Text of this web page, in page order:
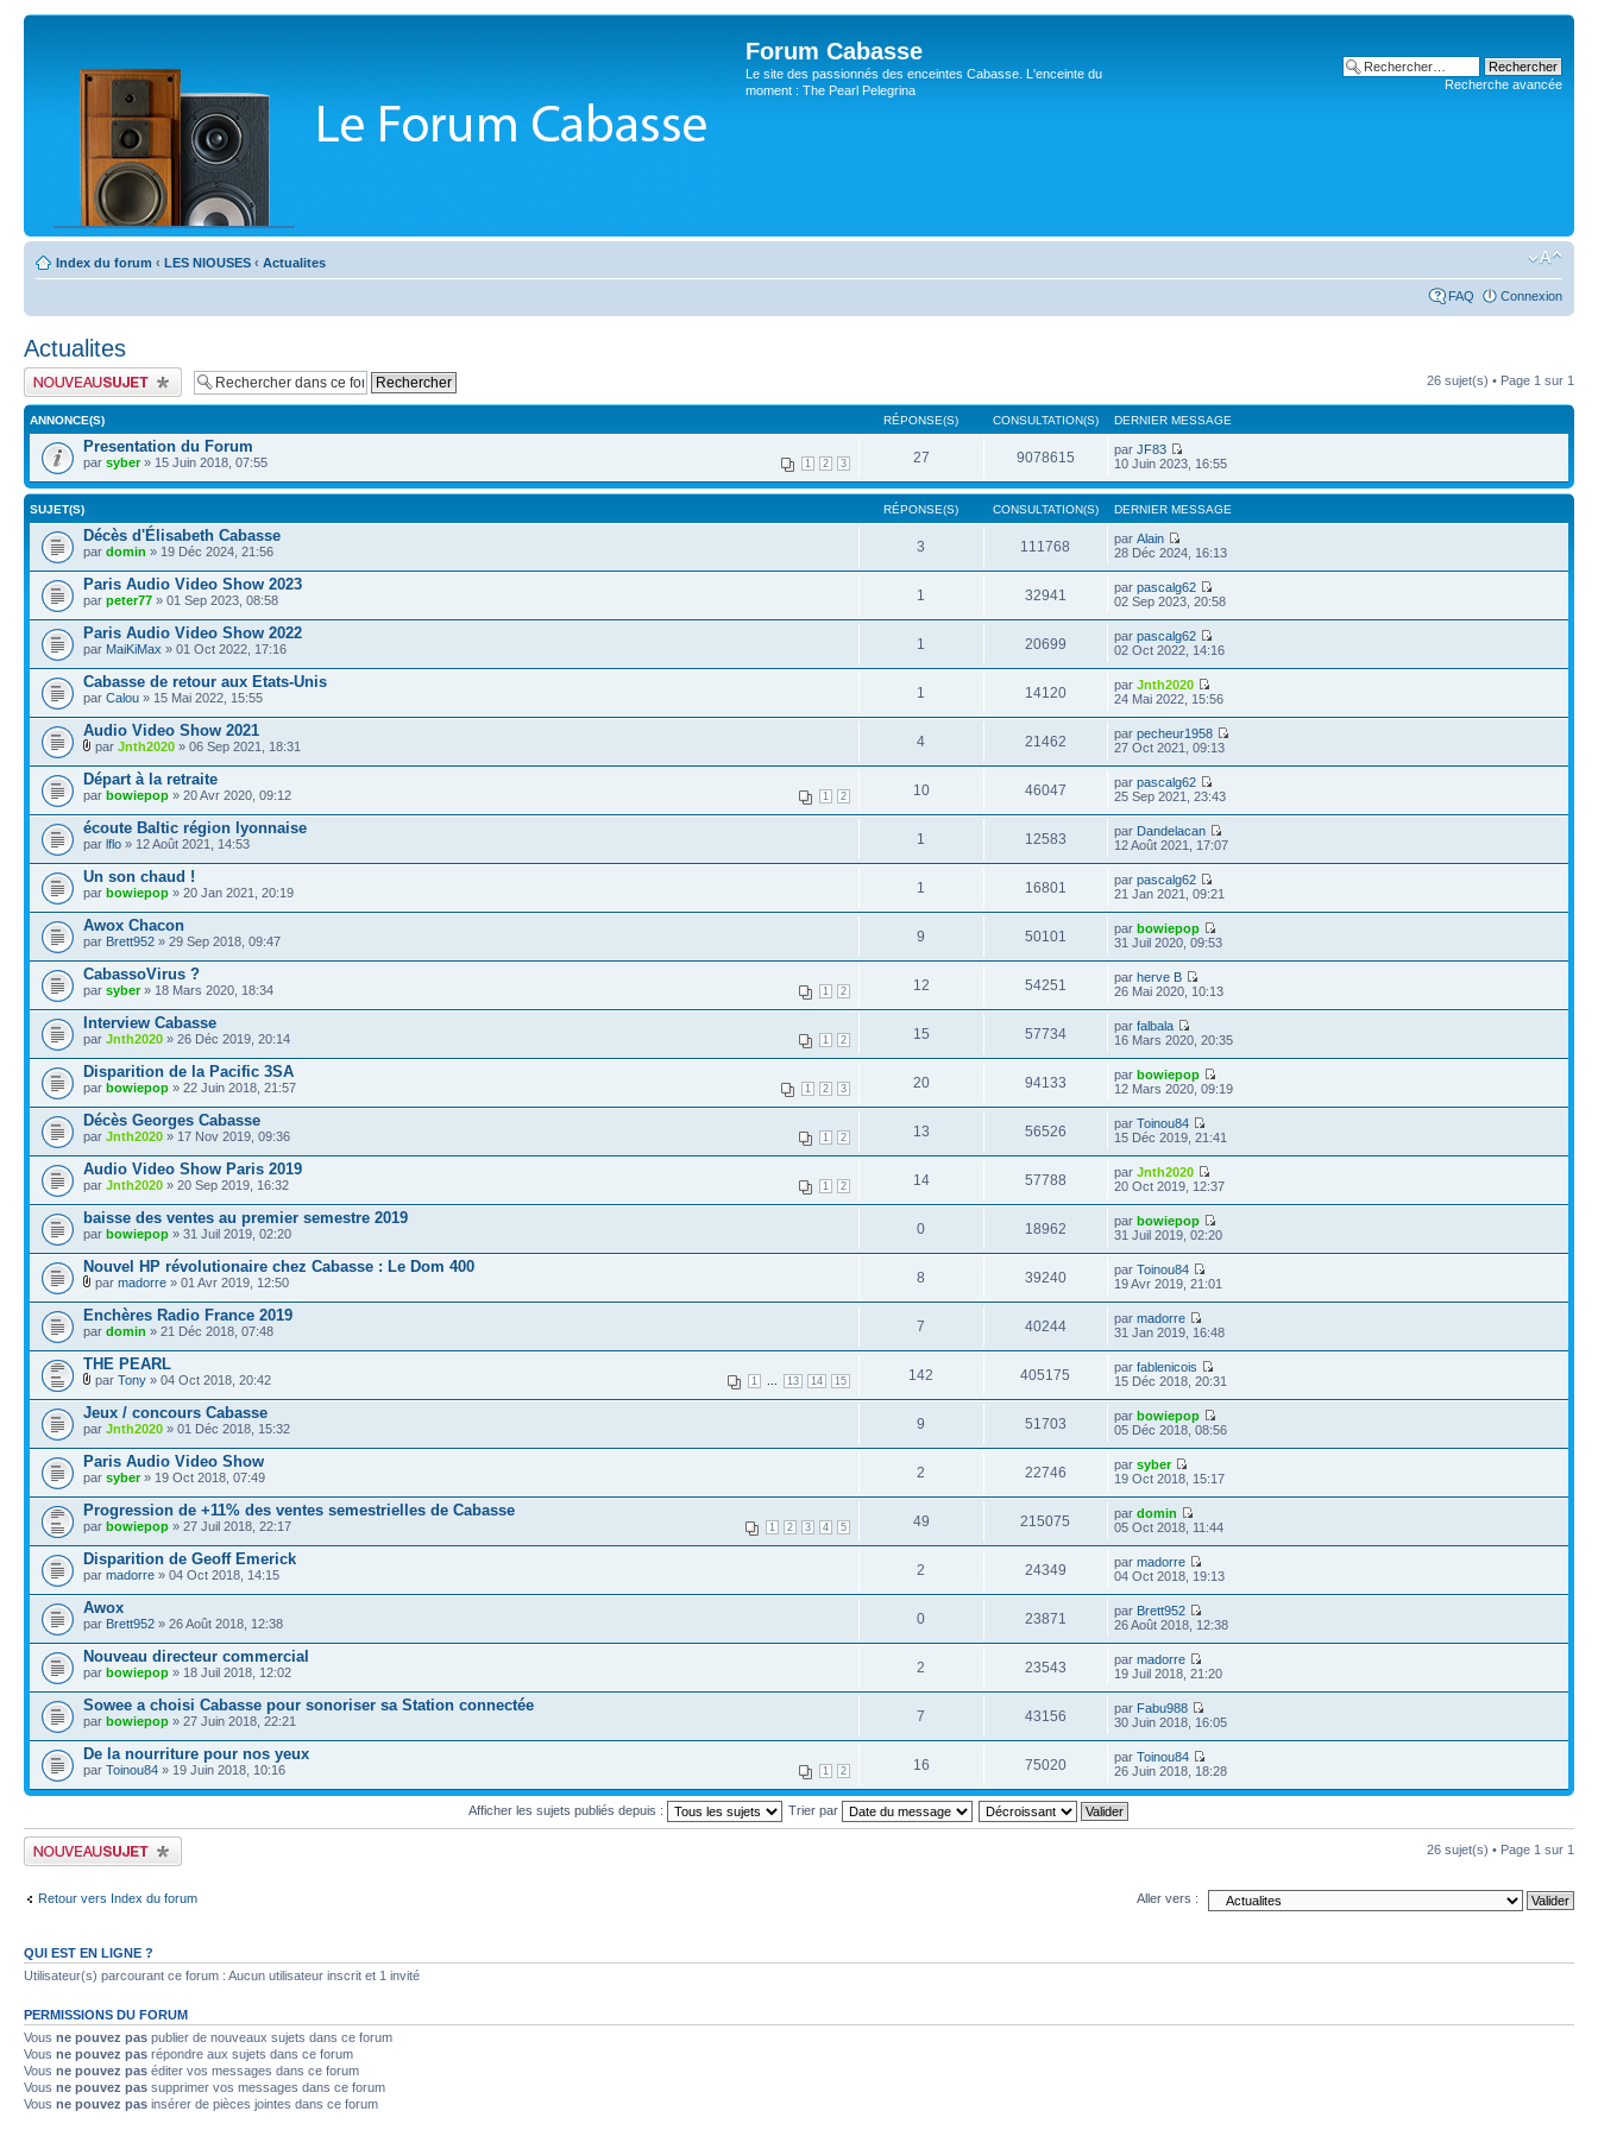
Forum Cabasse
Le site des passionnés des enceintes Cabasse. L'enceinte du
moment : The Pearl Pelegrina
Recherche avancée
Index du forum ‹ LES NIOUSES ‹ Actualites
FAQ Connexion
Actualites
Publier un nouveau sujet 26 sujet(s) • Page 1 sur 1
ANNONCE(S) RÉPONSE(S) CONSULTATION(S) DERNIER MESSAGE
Presentation du Forum
1 2 3
par syber» 15 Juin 2018, 07:55 27 9078615 parJF83
10 Juin 2023, 16:55
SUJET(S) RÉPONSE(S) CONSULTATION(S) DERNIER MESSAGE
Décès d'Élisabeth Cabasse
par domin » 19 Déc 2024, 21:56 3 111768 parAlain
28 Déc 2024, 16:13
Paris Audio Video Show 2023
par peter77 » 01 Sep 2023, 08:58 1 32941 parpascalg62
02 Sep 2023, 20:58
Paris Audio Video Show 2022
par MaiKiMax » 01 Oct 2022, 17:16 1 20699 parpascalg62
02 Oct 2022, 14:16
Cabasse de retour aux Etats-Unis
par Calou » 15 Mai 2022, 15:55 1 14120 parJnth2020
24 Mai 2022, 15:56
Audio Video Show 2021
par Jnth2020 » 06 Sep 2021, 18:31 4 21462 parpecheur1958
27 Oct 2021, 09:13
Départ à la retraite
1 2
par bowiepop » 20 Avr 2020, 09:12 10 46047 parpascalg62
25 Sep 2021, 23:43
écoute Baltic région lyonnaise
par lflo » 12 Août 2021, 14:53 1 12583 par Dandelacan
12 Août 2021, 17:07
Un son chaud !
par bowiepop » 20 Jan 2021, 20:19 1 16801 parpascalg62
21 Jan 2021, 09:21
Awox Chacon
par Brett952 » 29 Sep 2018, 09:47 9 50101 parbowiepop
31 Juil 2020, 09:53
CabassoVirus ?
1 2
par syber» 18 Mars 2020, 18:34 12 54251 parherve B
26 Mai 2020, 10:13
Interview Cabasse
1 2
par Jnth2020 » 26 Déc 2019, 20:14 15 57734 parfalbala
16 Mars 2020, 20:35
Disparition de la Pacific 3SA
1 2 3
par bowiepop » 22 Juin 2018, 21:57 20 94133 parbowiepop
12 Mars 2020, 09:19
Décès Georges Cabasse
1 2
par Jnth2020 » 17 Nov 2019, 09:36 13 56526 parToinou84
15 Déc 2019, 21:41
Audio Video Show Paris 2019
1 2
par Jnth2020 » 20 Sep 2019, 16:32 14 57788 parJnth2020
20 Oct 2019, 12:37
baisse des ventes au premier semestre 2019
par bowiepop » 31 Juil 2019, 02:20 0 18962 parbowiepop
31 Juil 2019, 02:20
Nouvel HP révolutionaire chez Cabasse : Le Dom 400
par madorre » 01 Avr 2019, 12:50 8 39240 parToinou84
19 Avr 2019, 21:01
Enchères Radio France 2019
par domin » 21 Déc 2018, 07:48 7 40244 parmadorre
31 Jan 2019, 16:48
THE PEARL
1 13 14 15
par Tony » 04 Oct 2018, 20:42 142 405175 parfablenicois
15 Déc 2018, 20:31
Jeux / concours Cabasse
par Jnth2020 » 01 Déc 2018, 15:32 9 51703 parbowiepop
05 Déc 2018, 08:56
Paris Audio Video Show
par syber» 19 Oct 2018, 07:49 2 22746 parsyber
19 Oct 2018, 15:17
Progression de +11% des ventes semestrielles de Cabasse
1 2 3 4 5
par bowiepop » 27 Juil 2018, 22:17 49 215075 pardomin
05 Oct 2018, 11:44
Disparition de Geoff Emerick
par madorre » 04 Oct 2018, 14:15 2 24349 parmadorre
04 Oct 2018, 19:13
Awox
par Brett952 » 26 Août 2018, 12:38 0 23871 par Brett952
26 Août 2018, 12:38
Nouveau directeur commercial
par bowiepop » 18 Juil 2018, 12:02 2 23543 parmadorre
19 Juil 2018, 21:20
Sowee a choisi Cabasse pour sonoriser sa Station connectée
par bowiepop » 27 Juin 2018, 22:21 7 43156 par Fabu988
30 Juin 2018, 16:05
De la nourriture pour nos yeux
1 2
par Toinou84 » 19 Juin 2018, 10:16 16 75020 parToinou84
26 Juin 2018, 18:28
Afficher les sujets publiés depuis : Trier par
Publier un nouveau sujet 26 sujet(s) • Page 1 sur 1
Retour vers Index du forum Aller vers :
QUI EST EN LIGNE ?
Utilisateur(s) parcourant ce forum : Aucun utilisateur inscrit et 1 invité
PERMISSIONS DU FORUM
Vous ne pouvez pas publier de nouveaux sujets dans ce forum
Vous ne pouvez pas répondre aux sujets dans ce forum
Vous ne pouvez pas éditer vos messages dans ce forum
Vous ne pouvez pas supprimer vos messages dans ce forum
Vous ne pouvez pas insérer de pièces jointes dans ce forum